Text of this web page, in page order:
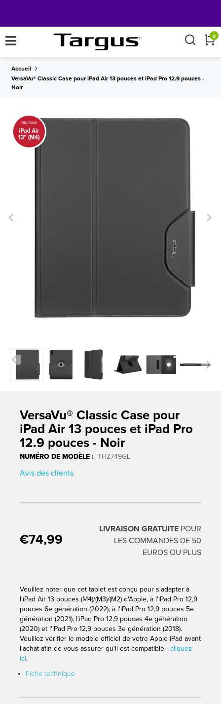
Obtenez
× 0
Accueil
VersaVu® Classic Case pour iPad Air 13 pouces et iPad Pro 12.9 pouces -
Noir
Previous Next
VersaVu® Classic Case pour
iPad Air 13 pouces et iPad Pro
12.9 pouces - Noir
NUMÉRO DE MODÈLE : THZ749GL
Avis des clients
Traduction manquante : fr.products.product.regular_price
€74,99
LIVRAISON GRATUITE POUR
LES COMMANDES DE 50
EUROS OU PLUS
Veuillez noter que cet tablet est conçu pour s'adapter à
l'iPad Air 13 pouces (M4)/(M3)/(M2) d'Apple, à l'iPad Pro 12,9
pouces 6e génération (2022), à l'iPad Pro 12,9 pouces 5e
génération (2021), l'iPad Pro 12,9 pouces 4e génération
(2020) et l'iPad Pro 12,9 pouces 3e génération (2018).
Veuillez vérifier le modèle officiel de votre Apple iPad avant
l'achat afin de vous assurer qu'il est compatible - cliquez
ici.
Fiche technique